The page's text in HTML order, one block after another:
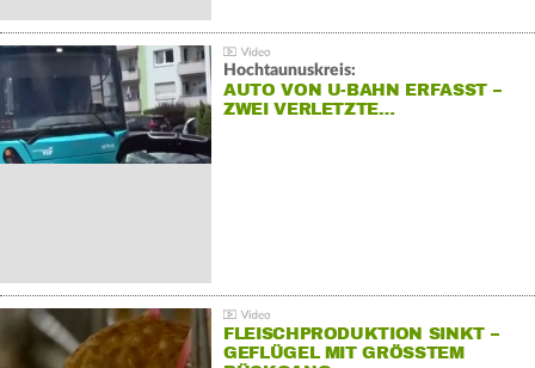
Hochtaunuskreis:
AUTO VON U-BAHN ERFASST –
ZWEI VERLETZTE…
FLEISCHPRODUKTION SINKT –
GEFLÜGEL MIT GRÖSSTEM R